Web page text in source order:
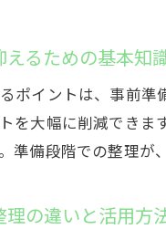
るための基本知
ポイントは、事前
を大幅に削減でき
準備段階での整理が
の違いと活用方